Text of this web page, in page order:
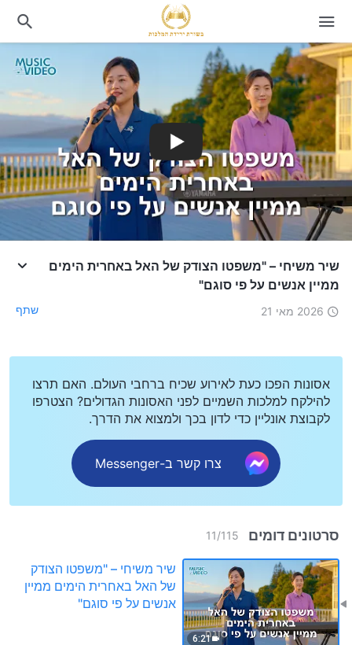
שיר משיחי – "משפטו הצודק של האל באחרית הימים
ממיין אנשים על פי סוגם"
2026 מאי 21 שתף
אסונות הפכו כעת לאירוע שכיח ברחבי העולם. האם תרצו
להילקח למלכות השמיים לפני האסונות הגדולים? הצטרפו
לקבוצת אונליין כדי לדון בכך ולמצוא את הדרך.
צרו קשר ב-Messenger
סרטונים דומים 11/115
6:21
שיר משיחי – "משפטו הצודק
של האל באחרית הימים ממיין
אנשים על פי סוגם"